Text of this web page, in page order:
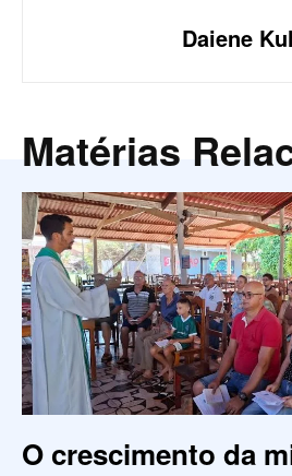
Daiene
Matérias
O crescimento da